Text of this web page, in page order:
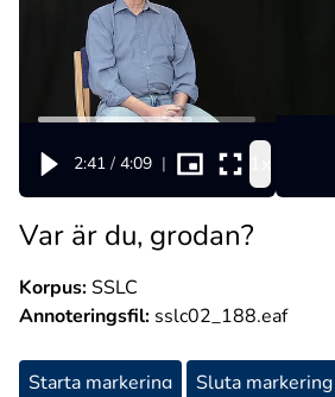
2:41 / 4:09 |
Var är du, grodan?
Korpus:SSLC
Annoteringsfil: sslc02_188.eaf
Starta markering Sluta markering